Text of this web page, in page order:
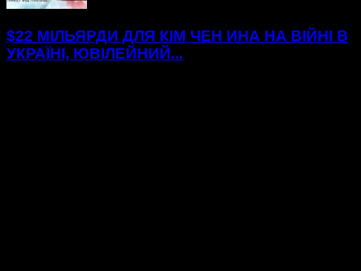
$22 МІЛЬЯРДИ ДЛЯ КІМ ЧЕН ИНА НА ВІЙНІ В
УКРАЇНІ, ЮВІЛЕЙНИЙ...